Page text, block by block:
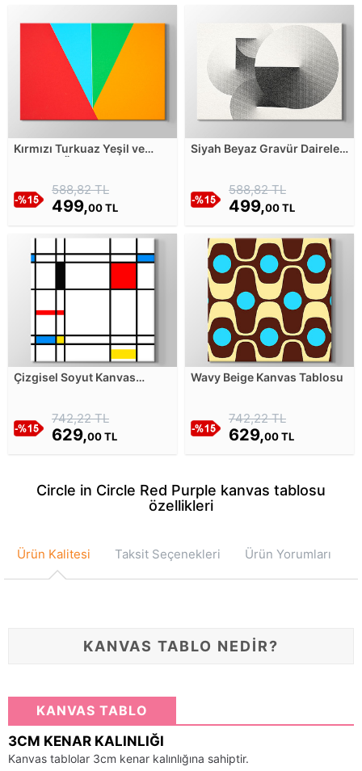
Kırmızı Turkuaz Yeşil ve
588,82 TL
499,00 TL
Siyah Beyaz Gravür Daireler
588,82 TL
499,00 TL
Çizgisel Soyut Kanvas
742,22 TL
629,00 TL
Wavy Beige Kanvas Tablosu
742,22 TL
629,00 TL
Circle in Circle Red Purple kanvas tablosu
özellikleri
Ürün Kalitesi Taksit Seçenekleri Ürün Yorumları
KANVAS TABLO NEDİR?
KANVAS TABLO
3CM KENAR KALINLIĞI
Kanvas tablolar 3cm kenar kalınlığına sahiptir.